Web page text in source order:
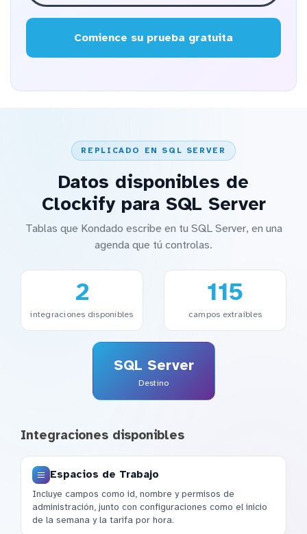
Comience su prueba gratuita
REPLICADO EN SQL SERVER
Datos disponibles de
Clockify para SQL Server
Tablas que Kondado escribe en tu SQL Server, en una
agenda que tú controlas.
2
integraciones disponibles
115
campos extraíbles
SQL Server
Destino
Integraciones disponibles
Espacios de Trabajo
Incluye campos como id, nombre y permisos de
administración, junto con configuraciones como el inicio
de la semana y la tarifa por hora.